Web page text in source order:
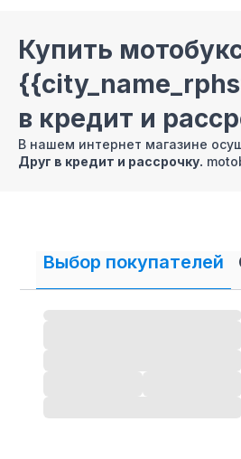
Купить
в кредит и
В нашем интернет магазине
Друг в кредит и рассрочку.
Выбор покупателей